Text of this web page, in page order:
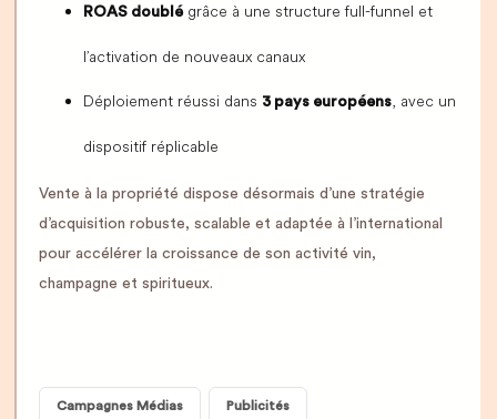
ROAS doublégrâce à une structure full-funnel et
l’activation de nouveaux canaux
Déploiement réussi dans 3 pays européens, avec un
dispositif réplicable
Vente à la propriété dispose désormais d’une stratégie
d’acquisition robuste, scalable et adaptée à l’international
pour accélérer la croissance de son activité vin,
champagne et spiritueux.
Campagnes Médias Publicités